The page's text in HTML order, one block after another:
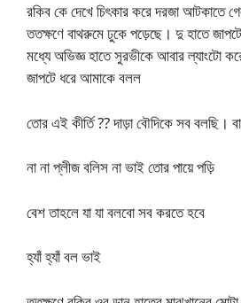
রকিব কে দেখে চিৎকার করে দরজা আটকাতে
ততক্ষণে বাথরুমে ঢুকে পড়েছে। দু হাতে
মধ্যে অভিজ্ঞ হাতে সুরভীকে আবার ল্যাংটো
জাপটে ধরে আমাকে বলল
তোর এই কীর্তি ?? দাড়া বৌদিকে সব বলছি।
না না প্লীজ বলিস না ভাই তোর পায়ে পড়ি
বেশ তাহলে যা যা বলবো সব করতে হবে
হ্যাঁ হ্যাঁ বল ভাই